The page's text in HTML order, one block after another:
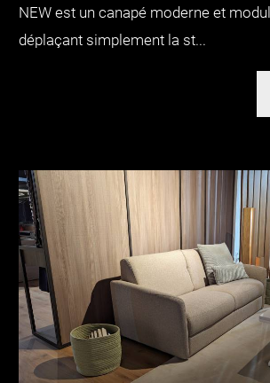
NEW est un canapé moderne et
déplaçant simplement la st...